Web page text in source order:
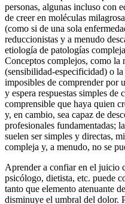
personas, algunas incluso con
de creer en moléculas
(como si de una sola
reduccionistas y a menudo
etiología de patologías
Conceptos complejos, como la
(sensibilidad-especificidad) o
imposibles de comprender por
y espera respuestas simples de
comprensible que haya quien
y, en cambio, sea capaz de
profesionales fundamentadas;
suelen ser simples y directas,
compleja y, a menudo, no se
Aprender a confiar en el juicio
psicólogo, dietista, etc. puede
tanto que elemento atenuante
disminuye el umbral del dolor.